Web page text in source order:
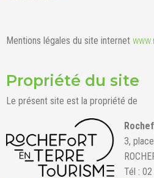
Mentions légales du site internet
Propriété du site
Le présent site est la propriété de
3,
Tél :